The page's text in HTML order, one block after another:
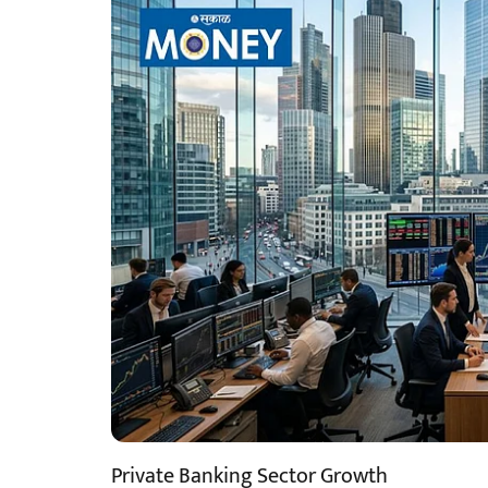
Private Banking Sector Growth